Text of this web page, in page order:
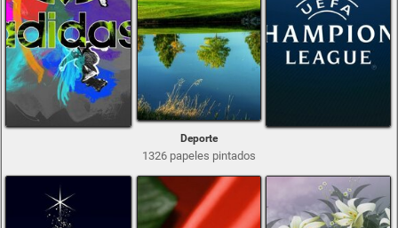
Deporte
1326 papeles pintados